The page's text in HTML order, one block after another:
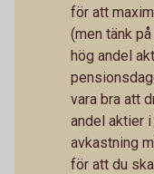
för att
(men tänk
hög andel
vara bra att
andel aktier
avkastning
för att du